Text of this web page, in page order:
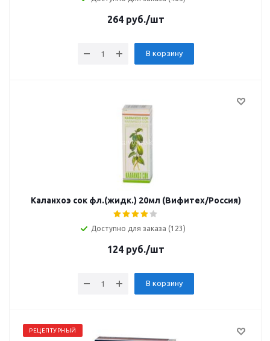
264руб./шт
В корзину
Каланхоэ сок фл.(жидк.) 20мл (Вифитех/Россия)
Доступно для заказа (123)
124руб./шт
В корзину
РЕЦЕПТУРНЫЙ